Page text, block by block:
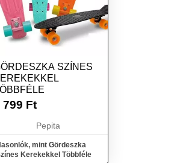
SZÍNES
799 Ft
Pepita
mint Gördeszka
Kerekekkel Többféle